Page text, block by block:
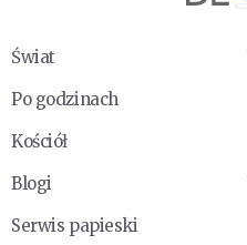
Świat
Po godzinach
Kościół
Blogi
Serwis papieski